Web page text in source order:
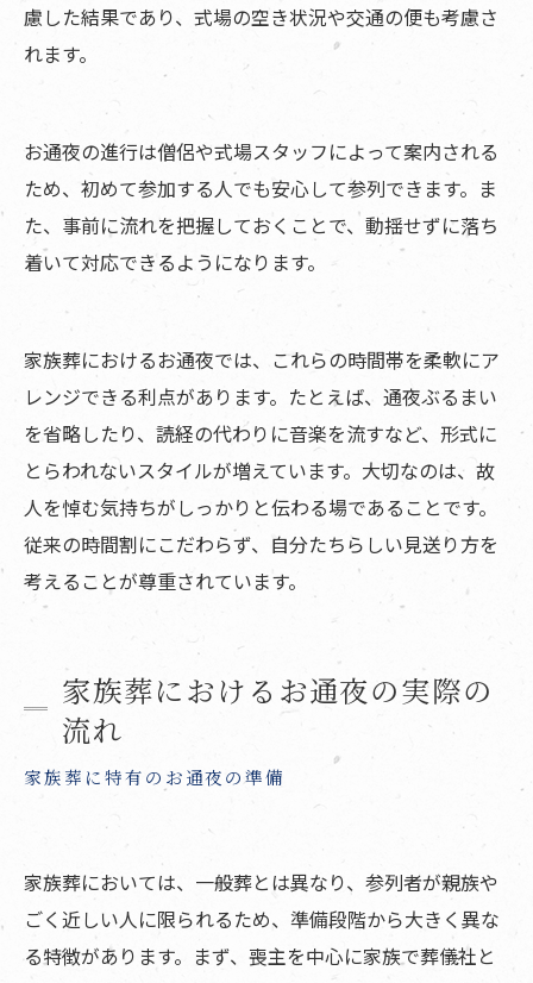
慮した結果であり、式場の空き状況や交通の便も考慮さ
れます。
お通夜の進行は僧侶や式場スタッフによって案内される
ため、初めて参加する人でも安心して参列できます。ま
た、事前に流れを把握しておくことで、動揺せずに落ち
着いて対応できるようになります。
家族葬におけるお通夜では、これらの時間帯を柔軟にア
レンジできる利点があります。たとえば、通夜ぶるまい
を省略したり、読経の代わりに音楽を流すなど、形式に
とらわれないスタイルが増えています。大切なのは、故
人を悼む気持ちがしっかりと伝わる場であることです。
従来の時間割にこだわらず、自分たちらしい見送り方を
考えることが尊重されています。
家族葬におけるお通夜の実際の
流れ
家族葬に特有のお通夜の準備
家族葬においては、一般葬とは異なり、参列者が親族や
ごく近しい人に限られるため、準備段階から大きく異な
る特徴があります。まず、喪主を中心に家族で葬儀社と